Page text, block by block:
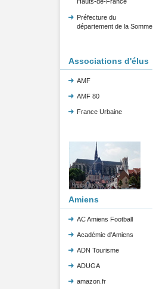
Préfecture du
département de la Somme
Associations d'élus
AMF
AMF 80
France Urbaine
Amiens
AC Amiens Football
Académie d'Amiens
ADN Tourisme
ADUGA
amazon.fr